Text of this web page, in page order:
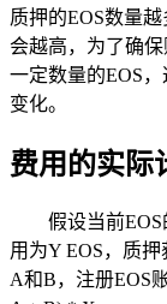
质押的EOS数量
会越高，为了确
一定数量的EOS
变化。
费用的实际
假设当前
用为Y EOS，质
A和B，注册EOS